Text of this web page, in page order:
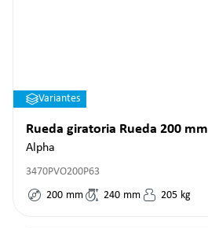
Variantes
Rueda giratoria Rueda 200 mm
Alpha
3470PVO200P63
200 mm 240 mm 205 kg